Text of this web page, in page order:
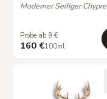
Moderner Seifiger Chypre
Probe ab 9 €
160 €100ml